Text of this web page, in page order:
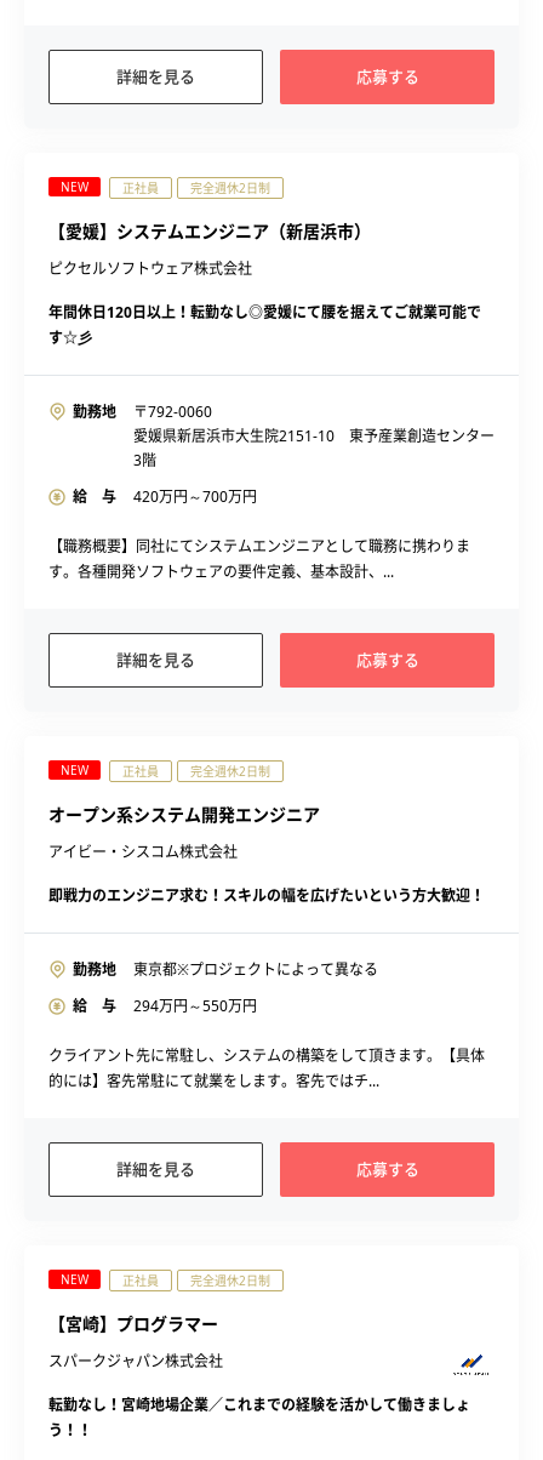
詳細を見る 応募する
NEW 正社員 完全週休2日制
【愛媛】システムエンジニア（新居浜市）
ピクセルソフトウェア株式会社
年間休日120日以上！転勤なし◎愛媛にて腰を据えてご就業可能で
す☆彡
勤務地
〒792-0060
愛媛県新居浜市大生院2151-10 東予産業創造センター
3階
給 与
420万円～700万円
【職務概要】同社にてシステムエンジニアとして職務に携わりま
す。各種開発ソフトウェアの要件定義、基本設計、...
詳細を見る 応募する
NEW 正社員 完全週休2日制
オープン系システム開発エンジニア
アイビー・シスコム株式会社
即戦力のエンジニア求む！スキルの幅を広げたいという方大歓迎！
勤務地
東京都※プロジェクトによって異なる
給 与
294万円～550万円
クライアント先に常駐し、システムの構築をして頂きます。【具体
的には】客先常駐にて就業をします。客先ではチ...
詳細を見る 応募する
NEW 正社員 完全週休2日制
【宮崎】プログラマー
スパークジャパン株式会社
転勤なし！宮崎地場企業／これまでの経験を活かして働きましょ
う！！